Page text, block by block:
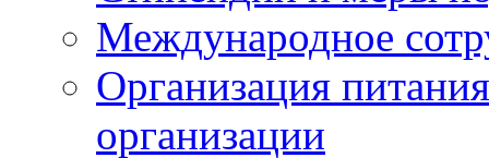
Международное
Организация
организации